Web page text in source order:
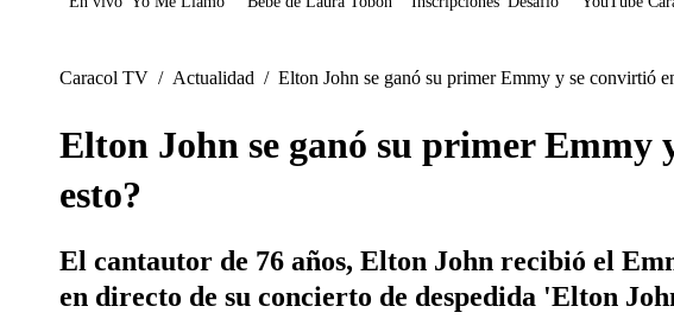
Juegos
Caracol TV / Actualidad / Elton John se ganó su primer Emmy y se convirtió
Elton John se ganó su primer
esto?
El cantautor de 76 años, Elton John recibió el
en directo de su concierto de despedida 'Elton